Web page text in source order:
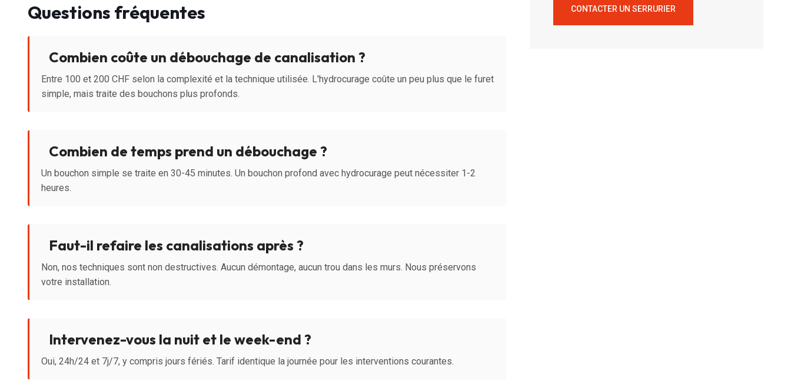
Questions fréquentes
Combien coûte un débouchage de canalisation ?
Entre 100 et 200 CHF selon la complexité et la technique utilisée. L'hydrocurage coûte un peu plus que le furet
simple, mais traite des bouchons plus profonds.
Combien de temps prend un débouchage ?
Un bouchon simple se traite en 30-45 minutes. Un bouchon profond avec hydrocurage peut nécessiter 1-2
heures.
Faut-il refaire les canalisations après ?
Non, nos techniques sont non destructives. Aucun démontage, aucun trou dans les murs. Nous préservons
votre installation.
Intervenez-vous la nuit et le week-end ?
Oui, 24h/24 et 7j/7, y compris jours fériés. Tarif identique la journée pour les interventions courantes.
CONTACTER UN SERRURIER